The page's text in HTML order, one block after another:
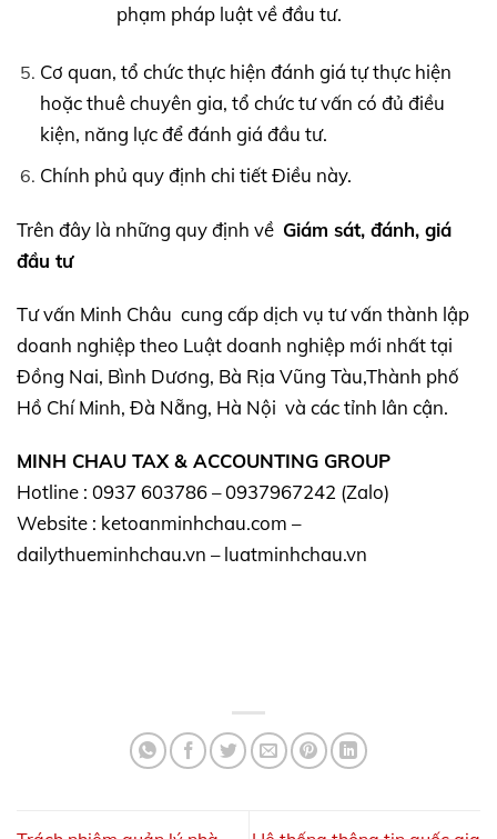
phạm pháp luật về đầu tư.
Cơ quan, tổ chức thực hiện đánh giá tự thực hiện
hoặc thuê chuyên gia, tổ chức tư vấn có đủ điều
kiện, năng lực để đánh giá đầu tư.
Chính phủ quy định chi tiết Điều này.
Trên đây là những quy định về Giám sát, đánh, giá
đầu tư
Tư vấn Minh Châu cung cấp dịch vụ tư vấn thành lập
doanh nghiệp theo Luật doanh nghiệp mới nhất tại
Đồng Nai, Bình Dương, Bà Rịa Vũng Tàu,Thành phố
Hồ Chí Minh, Đà Nẵng, Hà Nội và các tỉnh lân cận.
MINH CHAU TAX & ACCOUNTING GROUP
Hotline : 0937 603786 – 0937967242 (Zalo)
Website : ketoanminhchau.com –
dailythueminhchau.vn – luatminhchau.vn